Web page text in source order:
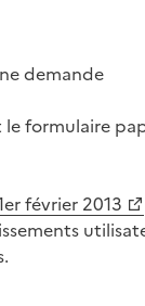
demande
le formulaire
février 2013